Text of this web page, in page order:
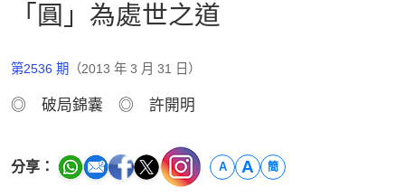
「圓」為處世之道
第2536 期 （2013 年 3 月 31 日）
◎ 破局錦囊 ◎ 許開明
分享： A A 簡